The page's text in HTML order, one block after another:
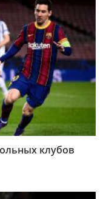
клубов